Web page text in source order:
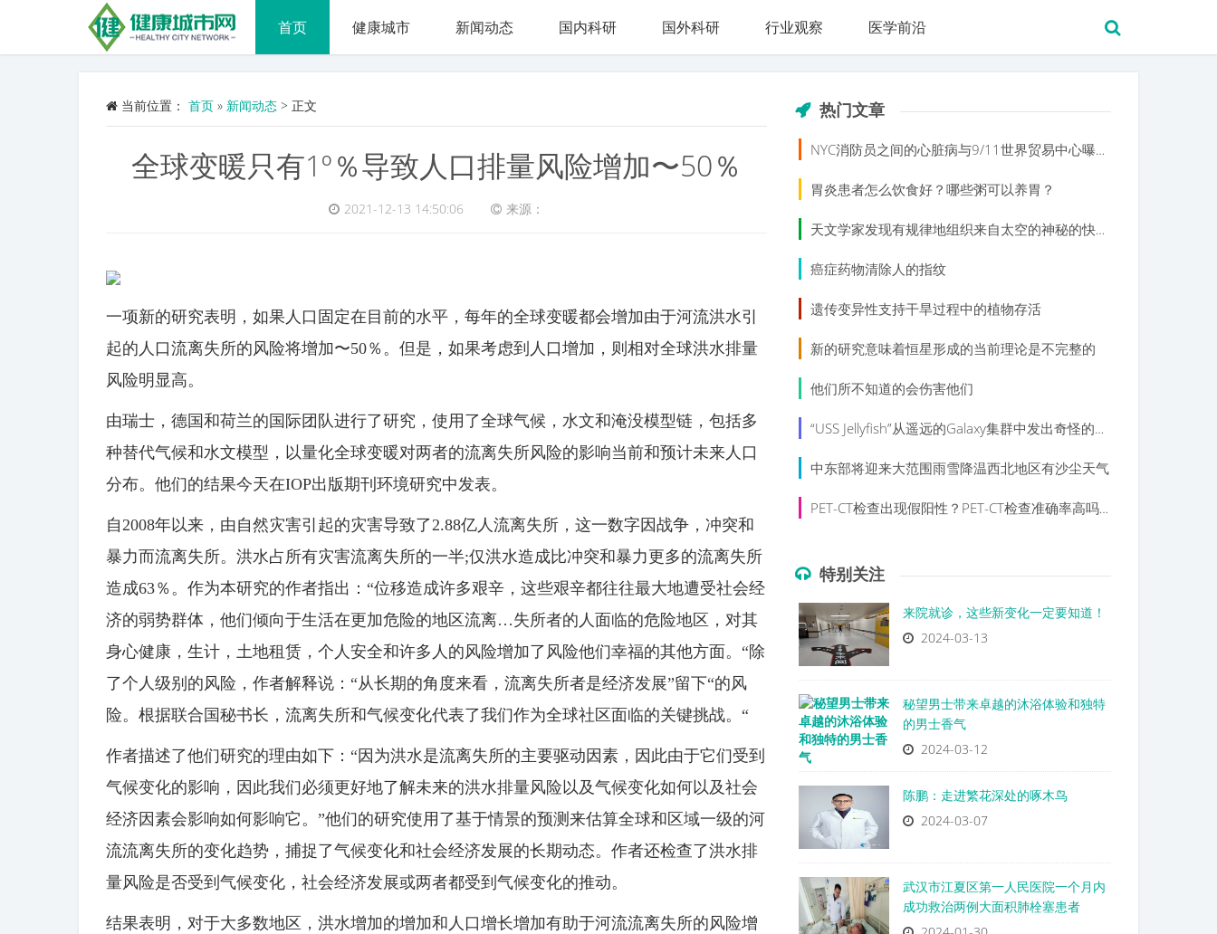
首页 健康城市 新闻动态 国内科研 国外科研 行业观察 医学前沿
当前位置： 首页 » 新闻动态 > 正文
全球变暖只有1º％导致人口排量风险增加〜50％
2021-12-13 14:50:06 来源：
一项新的研究表明，如果人口固定在目前的水平，每年的全球变暖都会增加由于河流洪水引
起的人口流离失所的风险将增加〜50％。但是，如果考虑到人口增加，则相对全球洪水排量
风险明显高。
由瑞士，德国和荷兰的国际团队进行了研究，使用了全球气候，水文和淹没模型链，包括多
种替代气候和水文模型，以量化全球变暖对两者的流离失所风险的影响当前和预计未来人口
分布。他们的结果今天在IOP出版期刊环境研究中发表。
自2008年以来，由自然灾害引起的灾害导致了2.88亿人流离失所，这一数字因战争，冲突和
暴力而流离失所。洪水占所有灾害流离失所的一半;仅洪水造成比冲突和暴力更多的流离失所
造成63％。作为本研究的作者指出：“位移造成许多艰辛，这些艰辛都往往最大地遭受社会经
济的弱势群体，他们倾向于生活在更加危险的地区流离…失所者的人面临的危险地区，对其
身心健康，生计，土地租赁，个人安全和许多人的风险增加了风险他们幸福的其他方面。“除
了个人级别的风险，作者解释说：“从长期的角度来看，流离失所者是经济发展”留下“的风
险。根据联合国秘书长，流离失所和气候变化代表了我们作为全球社区面临的关键挑战。“
作者描述了他们研究的理由如下：“因为洪水是流离失所的主要驱动因素，因此由于它们受到
气候变化的影响，因此我们必须更好地了解未来的洪水排量风险以及气候变化如何以及社会
经济因素会影响如何影响它。”他们的研究使用了基于情景的预测来估算全球和区域一级的河
流流离失所的变化趋势，捕捉了气候变化和社会经济发展的长期动态。作者还检查了洪水排
量风险是否受到气候变化，社会经济发展或两者都受到气候变化的推动。
结果表明，对于大多数地区，洪水增加的增加和人口增长增加有助于河流流离失所的风险增
热门文章
NYC消防员之间的心脏病与9/11世界贸易中心曝光有关
胃炎患者怎么饮食好？哪些粥可以养胃？
天文学家发现有规律地组织来自太空的神秘的快速无线电爆炸
癌症药物清除人的指纹
遗传变异性支持干旱过程中的植物存活
新的研究意味着恒星形成的当前理论是不完整的
他们所不知道的会伤害他们
“USS Jellyfish”从遥远的Galaxy集群中发出奇怪的无线电波
中东部将迎来大范围雨雪降温西北地区有沙尘天气
PET-CT检查出现假阳性？PET-CT检查准确率高吗？
特别关注
来院就诊，这些新变化一定要知道！
2024-03-13
秘望男士带来卓越的沐浴体验和独特
的男士香气
2024-03-12
陈鹏：走进繁花深处的啄木鸟
2024-03-07
武汉市江夏区第一人民医院一个月内
成功救治两例大面积肺栓塞患者